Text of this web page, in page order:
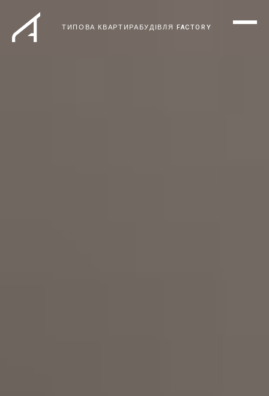
ТИПОВА КВАРТИРАБУДІВЛЯ FACTORY